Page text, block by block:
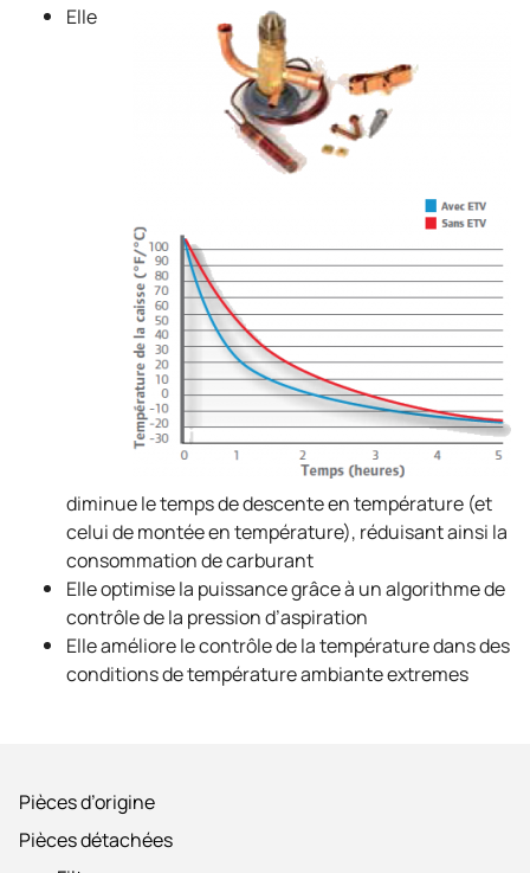
Pièces d’origine
Pièces détachées
Elle
diminue le temps de descente en température (et
celui de montée en température), réduisant ainsi la
consommation de carburant
Elle optimise la puissance grâce à un algorithme de
contrôle de la pression d’aspiration
Elle améliore le contrôle de la température dans des
conditions de température ambiante extremes